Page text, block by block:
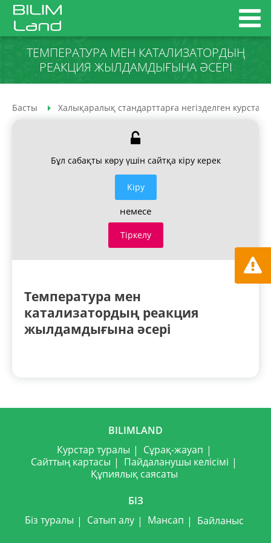
ТЕМПЕРАТУРА МЕН КАТАЛИЗАТОРДЫҢ
РЕАКЦИЯ ЖЫЛДАМДЫҒЫНА ӘСЕРІ
Басты Халықаралық стандарттарға негізделген курстар
Бұл сабақты көру үшін сайтқа кіру керек
Кiру
немесе
Тіркелу
Температура мен
катализатордың реакция
жылдамдығына әсері
BILIMLAND
Курстар туралы
Сұрақ-жауап
Сайттың картасы
Пайдаланушы келісімі
Құпиялық саясаты
БІЗ
Біз туралы
Сатып алу Мансап Байланыс